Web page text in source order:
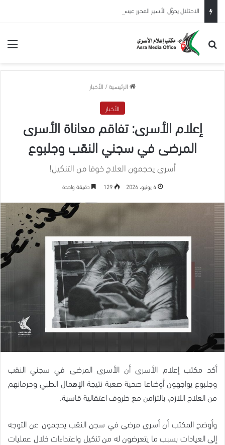
بحث عن
الرئيسية/ الأخبار
الأخبار
إعلام الأسرى: تفاقم معاناة الأسرى
المرضى في سجني النقب وجلبوع
أسرى يحجمون العلاج خوفا من التنكيل!
4 يونيو، 2026 129 دقيقة واحدة
أكد مكتب إعلام الأسرى أن الأسرى المرضى في سجني النقب
وجلبوع يواجهون أوضاعا صحية صعبة نتيجة الإهمال الطبي وحرمانهم
من العلاج اللازم، بالتزامن مع ظروف اعتقالية قاسية.
وأوضح المكتب أن أسرى مرضى في سجن النقب يحجمون عن التوجه
إلى العيادات بسبب ما يتعرضون له من تنكيل واعتداءات خلال عمليات